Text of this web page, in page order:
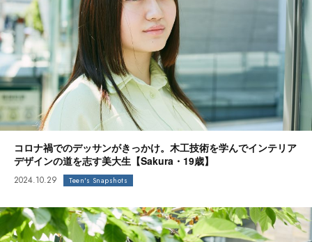
コロナ禍でのデッサンがきっかけ。木工技術を学んでインテリア
デザインの道を志す美大生【Sakura・19歳】
2024.10.29 Teen's Snapshots